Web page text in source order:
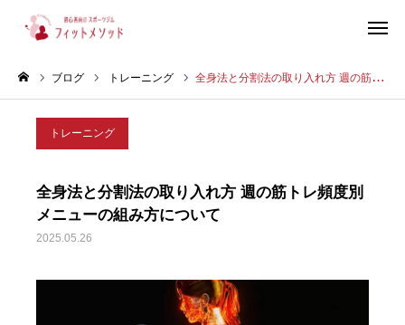
ブログ トレーニング 全身法と分割法の取り入れ方 週の筋トレ頻度別メニューの組み方について
トレーニング
全身法と分割法の取り入れ方 週の筋トレ頻度別
メニューの組み方について
2025.05.26
見学・体験はこちらから（WEB完結30秒）
プラン・料金